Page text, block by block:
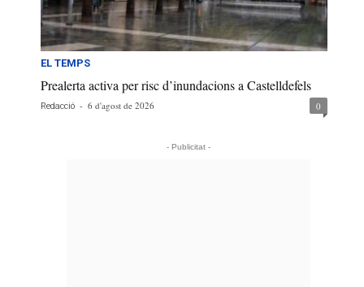
EL TEMPS
Prealerta activa per risc d’inundacions a Castelldefels
Redacció - 6 d'agost de 2026 0
- Publicitat -